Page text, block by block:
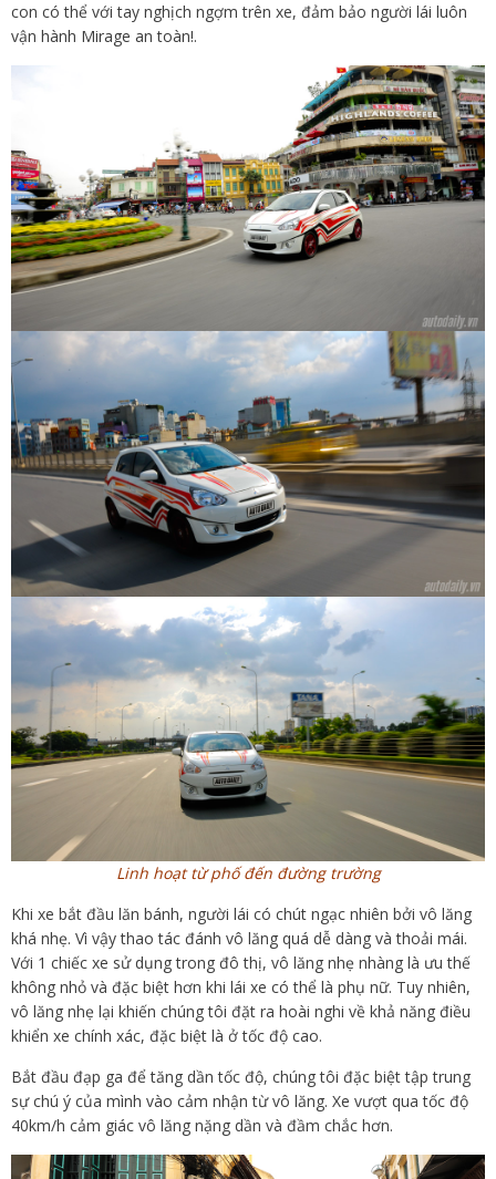
con có thể với tay nghịch ngợm trên xe, đảm bảo người lái luôn
vận hành Mirage an toàn!.
Linh hoạt từ phố đến đường trường
Khi xe bắt đầu lăn bánh, người lái có chút ngạc nhiên bởi vô lăng
khá nhẹ. Vì vậy thao tác đánh vô lăng quá dễ dàng và thoải mái.
Với 1 chiếc xe sử dụng trong đô thị, vô lăng nhẹ nhàng là ưu thế
không nhỏ và đặc biệt hơn khi lái xe có thể là phụ nữ. Tuy nhiên,
vô lăng nhẹ lại khiến chúng tôi đặt ra hoài nghi về khả năng điều
khiển xe chính xác, đặc biệt là ở tốc độ cao.
Bắt đầu đạp ga để tăng dần tốc độ, chúng tôi đặc biệt tập trung
sự chú ý của mình vào cảm nhận từ vô lăng. Xe vượt qua tốc độ
40km/h cảm giác vô lăng nặng dần và đầm chắc hơn.